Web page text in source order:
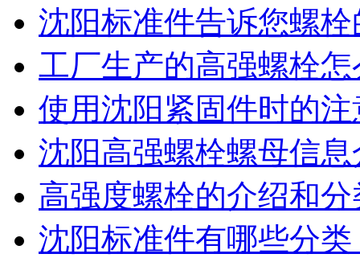
沈阳标准件​告诉您螺
工厂生产的高强螺栓
使用沈阳紧固件时的
沈阳高强螺栓螺母信息
高强度螺栓的介绍和分
沈阳标准件有哪些分类